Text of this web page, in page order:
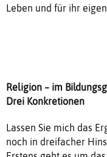
Leben und für ihr
Religion – im
Drei Konkretionen
Lassen Sie mich das
noch in dreifacher